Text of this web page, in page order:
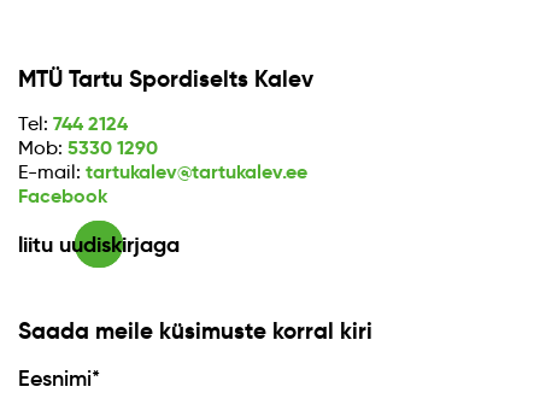
MTÜ Tartu Spordiselts Kalev
Tel: 744 2124
Mob: 5330 1290
E-mail: tartukalev@tartukalev.ee
Facebook
liitu uudiskirjaga
Saada meile küsimuste korral kiri
Eesnimi*